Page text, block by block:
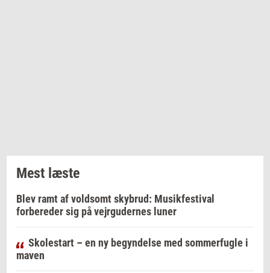
Mest læste
Blev ramt af voldsomt skybrud: Musikfestival
forbereder sig på vejrgudernes luner
Skolestart – en ny begyndelse med sommerfugle i
maven